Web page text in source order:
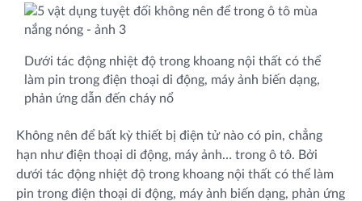
Dưới tác động nhiệt độ trong khoang nội thất có thể
làm pin trong điện thoại di động, máy ảnh biến dạng,
phản ứng dẫn đến cháy nổ
Không nên để bất kỳ thiết bị điện tử nào có pin, chẳng
hạn như điện thoại di động, máy ảnh… trong ô tô. Bởi
dưới tác động nhiệt độ trong khoang nội thất có thể làm
pin trong điện thoại di động, máy ảnh biến dạng, phản ứng